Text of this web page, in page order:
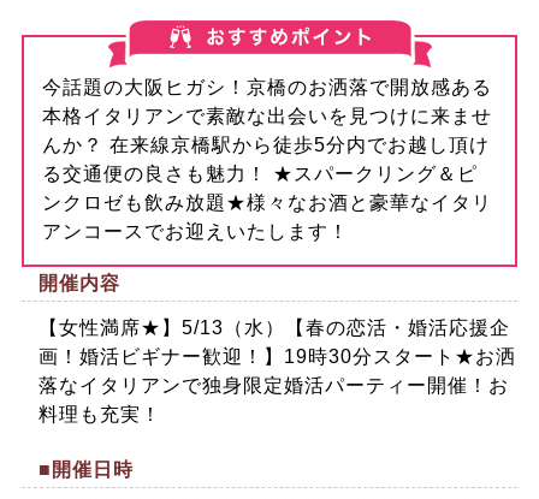
今話題の大阪ヒガシ！京橋のお洒落で開放感ある
本格イタリアンで素敵な出会いを見つけに来ませ
んか？ 在来線京橋駅から徒歩5分内でお越し頂け
る交通便の良さも魅力！ ★スパークリング＆ピ
ンクロゼも飲み放題★様々なお酒と豪華なイタリ
アンコースでお迎えいたします！
開催内容
【女性満席★】5/13（水）【春の恋活・婚活応援企
画！婚活ビギナー歓迎！】19時30分スタート★お洒
落なイタリアンで独身限定婚活パーティー開催！お
料理も充実！
■開催日時